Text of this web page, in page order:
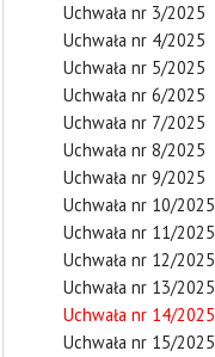
Uchwała nr 3/2025
Uchwała nr 4/2025
Uchwała nr 5/2025
Uchwała nr 6/2025
Uchwała nr 7/2025
Uchwała nr 8/2025
Uchwała nr 9/2025
Uchwała nr 10/2025
Uchwała nr 11/2025
Uchwała nr 12/2025
Uchwała nr 13/2025
Uchwała nr 14/2025
Uchwała nr 15/2025